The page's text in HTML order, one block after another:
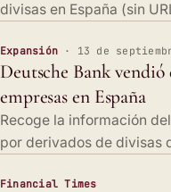
divisas en España (sin
Expansión · 13 de
Deutsche Bank
empresas en España
Recoge la información
por derivados de divisas
Financial Times